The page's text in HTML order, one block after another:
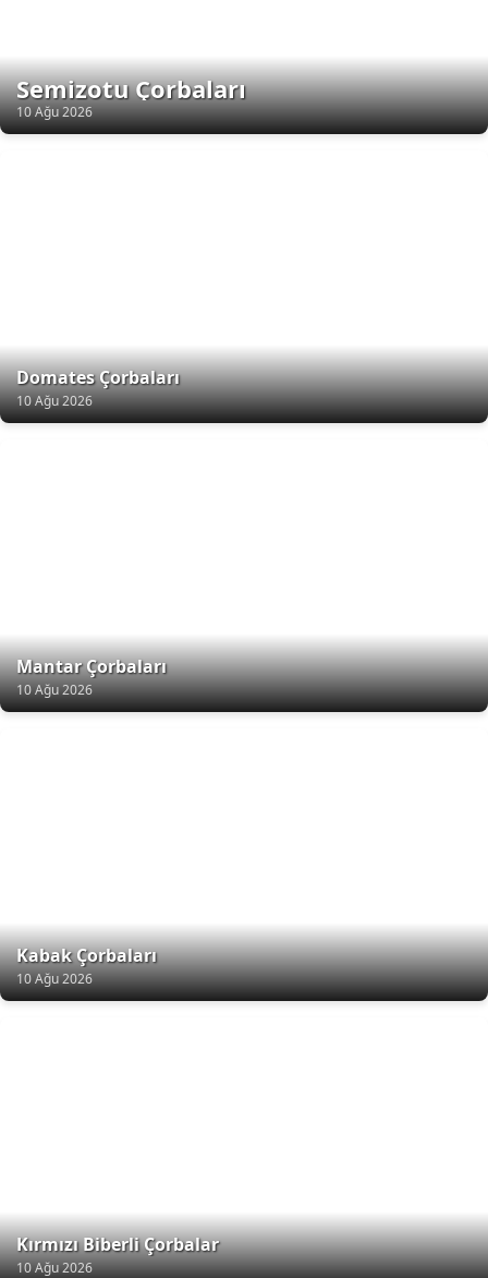
Semizotu Çorbaları
10 Ağu 2026
Domates Çorbaları
10 Ağu 2026
Mantar Çorbaları
10 Ağu 2026
Kabak Çorbaları
10 Ağu 2026
Kırmızı Biberli Çorbalar
10 Ağu 2026